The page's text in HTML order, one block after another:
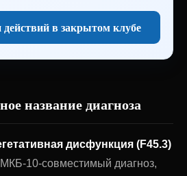
в закрытом клубе
название диагноза
дисфункция (F45.3)
10-совместимый диагноз,